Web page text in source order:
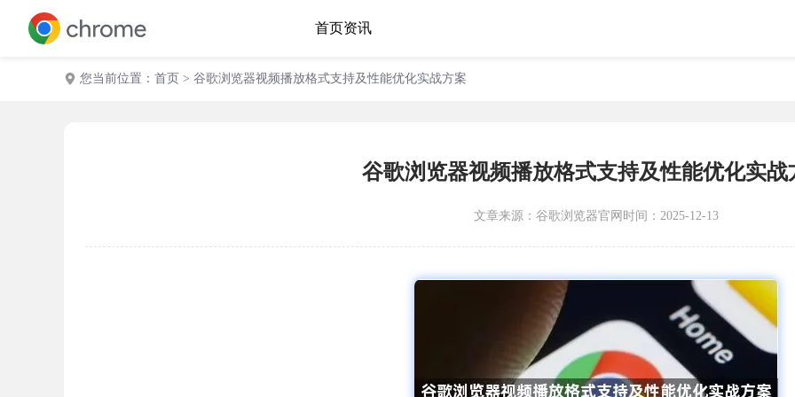
首页资讯
您当前位置： 首页 > 谷歌浏览器视频播放格式支持及性能优化实战方案
谷歌浏览器视频播放格式支持及性能优化实战
文章来源： 谷歌浏览器官网 时间：2025-12-13